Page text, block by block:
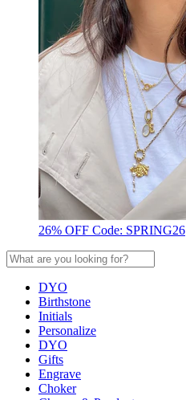
26% OFF Code: SPRING26
DYO
Birthstone
Initials
Personalize
DYO
Gifts
Engrave
Choker